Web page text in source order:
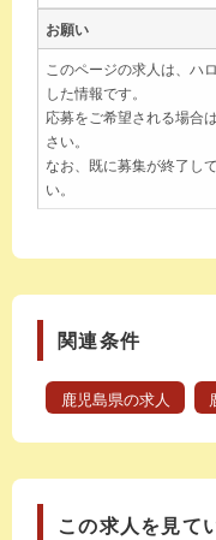
お願い
このページの求人は、ハ
した情報です。
応募をご希望される場合
さい。
なお、既に募集が終了し
い。
関連条件
鹿児島県の求人
この求人を見て